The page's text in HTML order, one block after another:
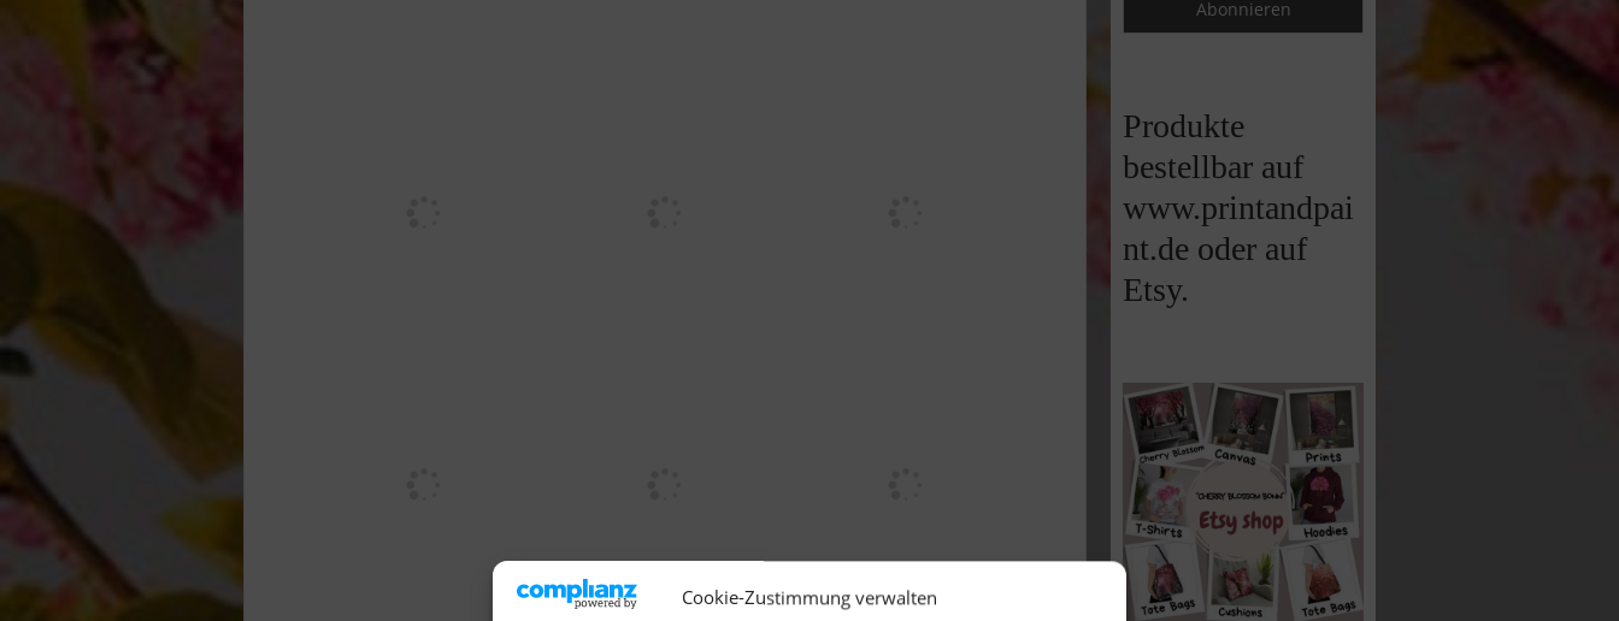
Cookie-Zustimmung verwalten
Produkte
bestellbar auf
www.printandpai
nt.de oder auf
Etsy.